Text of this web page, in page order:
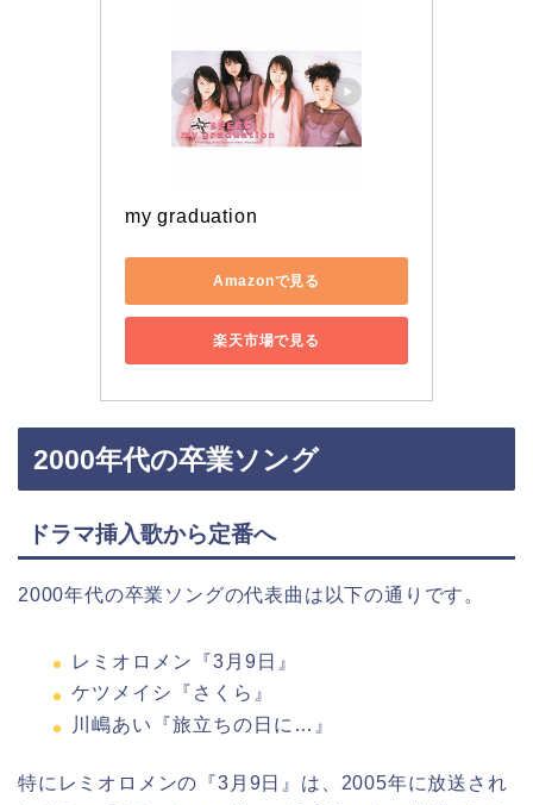
my graduation
Amazonで見る
楽天市場で見る
2000年代の卒業ソング
ドラマ挿入歌から定番へ
2000年代の卒業ソングの代表曲は以下の通りです。
レミオロメン『3月9日』
ケツメイシ『さくら』
川嶋あい『旅立ちの日に…』
特にレミオロメンの『3月9日』は、2005年に放送され